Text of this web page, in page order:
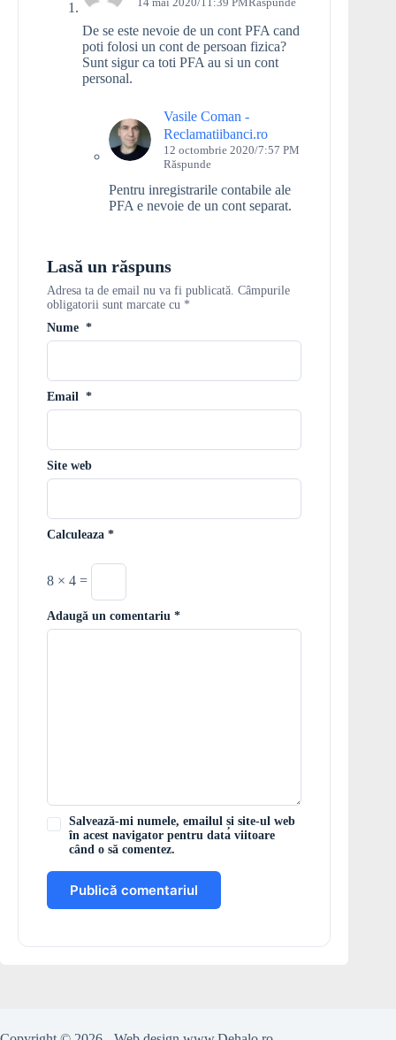
De se este nevoie de un cont PFA cand
poti folosi un cont de persoan fizica?
Sunt sigur ca toti PFA au si un cont
personal.
Vasile Coman -
Reclamatiibanci.ro
12 octombrie 2020/7:57 PM
Răspunde
Pentru inregistrarile contabile ale
PFA e nevoie de un cont separat.
Lasă un răspuns
Adresa ta de email nu va fi publicată. Câmpurile
obligatorii sunt marcate cu *
Nume *
Email *
Site web
Calculeaza *
8 × 4 =
Adaugă un comentariu *
Salvează-mi numele, emailul și site-ul web
în acest navigator pentru data viitoare
când o să comentez.
Publică comentariul